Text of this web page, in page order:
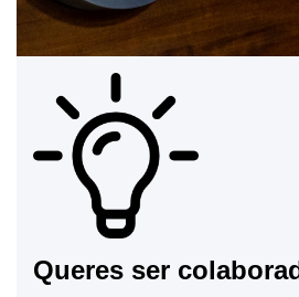
Queres ser